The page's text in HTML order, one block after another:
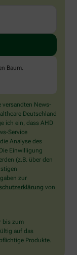
Baum.
versandten News-
Deutschland
ich ein, dass AHD
Service
Analyse des
Einwilligung
(z.B. über den
zur
von
bis zum
auf das
Produkte.